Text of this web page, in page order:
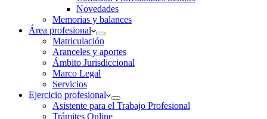
Novedades
Memorias y balances
Área profesional
Matriculación
Aranceles y aportes
Ámbito Jurisdiccional
Marco Legal
Servicios
Ejercicio profesional
Asistente para el Trabajo Profesional
Trámites Online